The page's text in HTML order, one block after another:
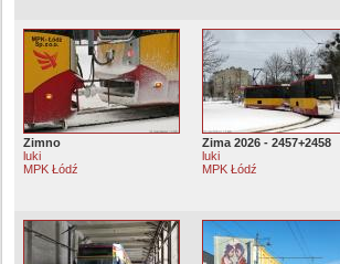
Zimno
luki
MPK Łódź
Zima 2026 - 2457+2458
luki
MPK Łódź